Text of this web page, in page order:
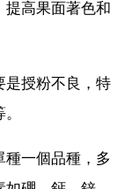
提高果面著色和
是授粉不良，特
種一個品種，多